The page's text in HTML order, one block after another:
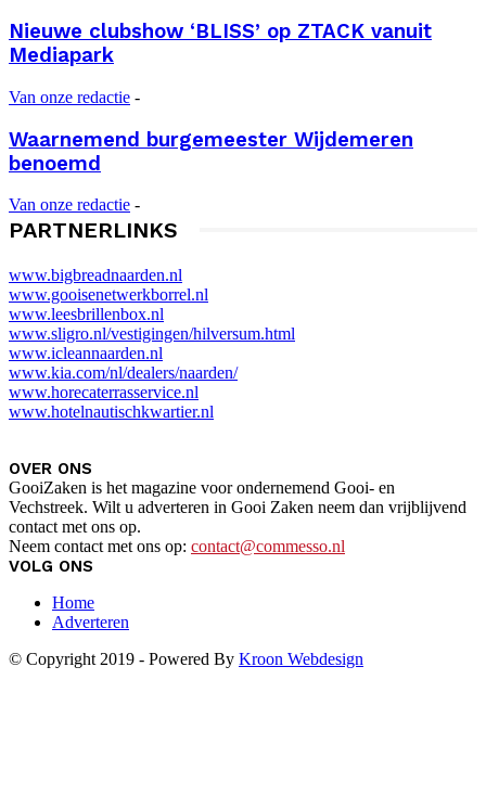
Nieuwe clubshow ‘BLISS’ op ZTACK vanuit
Mediapark
Van onze redactie -
Waarnemend burgemeester Wijdemeren
benoemd
Van onze redactie -
PARTNERLINKS
www.bigbreadnaarden.nl
www.gooisenetwerkborrel.nl
www.leesbrillenbox.nl
www.sligro.nl/vestigingen/hilversum.html
www.icleannaarden.nl
www.kia.com/nl/dealers/naarden/
www.horecaterrasservice.nl
www.hotelnautischkwartier.nl
OVER ONS
GooiZaken is het magazine voor ondernemend Gooi- en
Vechstreek. Wilt u adverteren in Gooi Zaken neem dan vrijblijvend
contact met ons op.
Neem contact met ons op: contact@commesso.nl
VOLG ONS
Home
Adverteren
© Copyright 2019 - Powered By Kroon Webdesign